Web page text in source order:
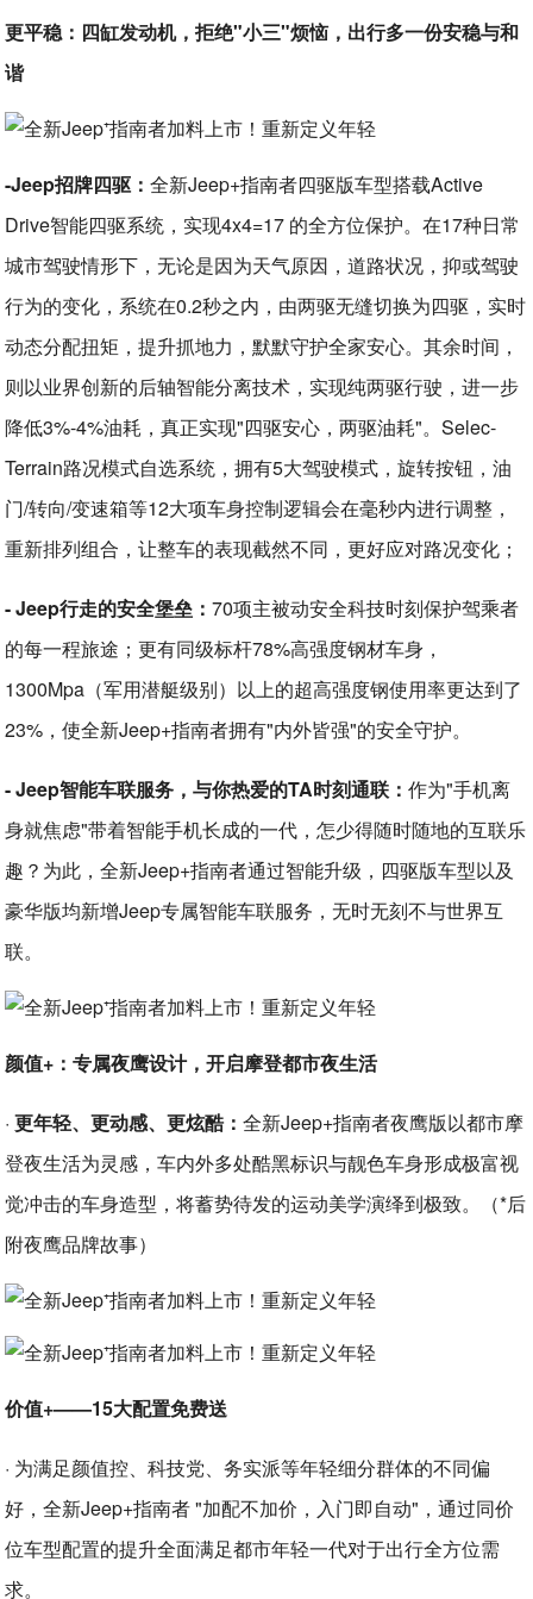
更平稳：四缸发动机，拒绝"小三"烦恼，出行多一份安稳与和
谐
-Jeep招牌四驱：全新Jeep+指南者四驱版车型搭载Active
Drive智能四驱系统，实现4x4=17 的全方位保护。在17种日常
城市驾驶情形下，无论是因为天气原因，道路状况，抑或驾驶
行为的变化，系统在0.2秒之内，由两驱无缝切换为四驱，实时
动态分配扭矩，提升抓地力，默默守护全家安心。其余时间，
则以业界创新的后轴智能分离技术，实现纯两驱行驶，进一步
降低3%-4%油耗，真正实现"四驱安心，两驱油耗"。Selec-
Terrain路况模式自选系统，拥有5大驾驶模式，旋转按钮，油
门/转向/变速箱等12大项车身控制逻辑会在毫秒内进行调整，
重新排列组合，让整车的表现截然不同，更好应对路况变化；
- Jeep行走的安全堡垒：70项主被动安全科技时刻保护驾乘者
的每一程旅途；更有同级标杆78%高强度钢材车身，
1300Mpa（军用潜艇级别）以上的超高强度钢使用率更达到了
23%，使全新Jeep+指南者拥有"内外皆强"的安全守护。
- Jeep智能车联服务，与你热爱的TA时刻通联：作为"手机离
身就焦虑"带着智能手机长成的一代，怎少得随时随地的互联乐
趣？为此，全新Jeep+指南者通过智能升级，四驱版车型以及
豪华版均新增Jeep专属智能车联服务，无时无刻不与世界互
联。
颜值+：专属夜鹰设计，开启摩登都市夜生活
·更年轻、更动感、更炫酷：全新Jeep+指南者夜鹰版以都市摩
登夜生活为灵感，车内外多处酷黑标识与靓色车身形成极富视
觉冲击的车身造型，将蓄势待发的运动美学演绎到极致。（*后
附夜鹰品牌故事）
价值+——15大配置免费送
· 为满足颜值控、科技党、务实派等年轻细分群体的不同偏
好，全新Jeep+指南者 "加配不加价，入门即自动"，通过同价
位车型配置的提升全面满足都市年轻一代对于出行全方位需
求。